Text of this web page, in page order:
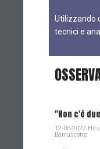
Utilizzando
tecnici e
"Non c'è
12-05-2022
Barruscotto
...